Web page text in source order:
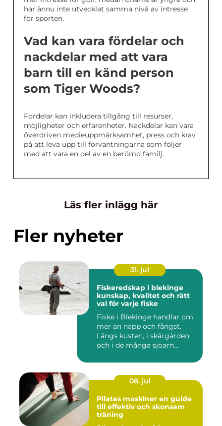
har ännu inte utvecklat samma nivå av intresse
för sporten.
Vad kan vara fördelar och
nackdelar med att vara
barn till en känd person
som Tiger Woods?
Fördelar kan inkludera tillgång till resurser,
möjligheter och erfarenheter. Nackdelar kan vara
överdriven medieuppmärksamhet, press och krav
på att leva upp till förväntningarna som följer
med att vara en del av en berömd familj.
Läs fler inlägg här
Fler nyheter
31. jul
Fiskeredskap i blekinge
kunskap, kvalitet och rätt
val för varje fiske
Fiske i Blekinge handlar om
mer än napp och fångst.
Längs kusten, i skärgården
och i de många sjöarn...
08. jul
Pilates maskiner en guide
till effektiv och skonsam
träning